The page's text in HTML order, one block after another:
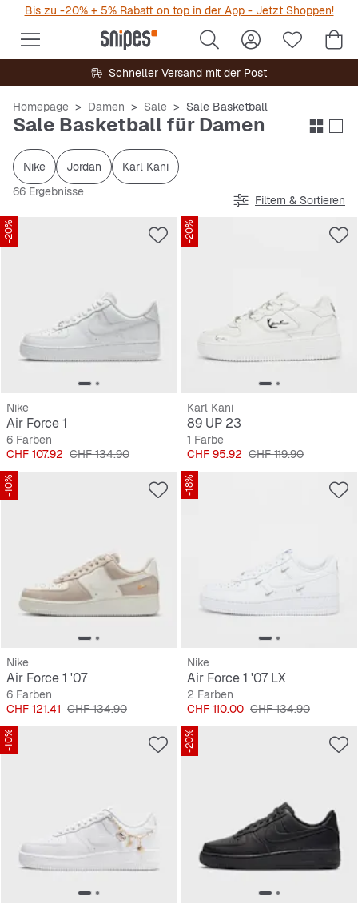
Bis zu -20% + 5% Rabatt on top in der App - Jetzt Shoppen!
Schneller Versand mit der Post
Homepage Damen Sale Sale Basketball
Sale Basketball für Damen
Nike Jordan
Karl Kani
66 Ergebnisse
Filtern & Sortieren
-20%
Nike
Air Force 1
6 Farben
Preis
CHF 107.92 Originalpreis
CHF 134.90
-20%
Karl Kani
89 UP 23
1 Farbe
Preis
CHF 95.92 Originalpreis
CHF 119.90
-10%
Nike
Air Force 1 '07
6 Farben
Preis
CHF 121.41 Originalpreis
CHF 134.90
-18%
Nike
Air Force 1 '07 LX
2 Farben
Preis
CHF 110.00 Originalpreis
CHF 134.90
-10% -20%